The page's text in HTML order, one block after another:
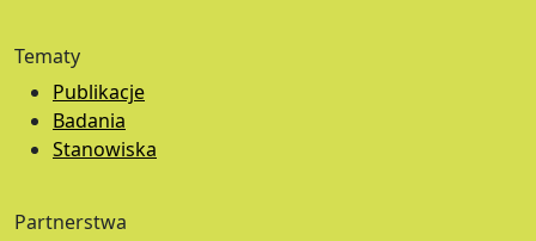
Tematy
Publikacje
Badania
Stanowiska
Partnerstwa